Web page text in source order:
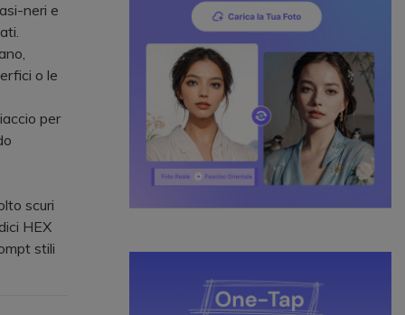
neri e
o le
per
scuri
HEX
stili